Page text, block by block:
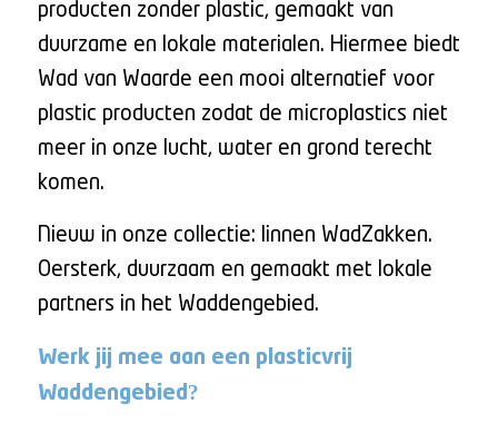
producten zonder plastic, gemaakt van
duurzame en lokale materialen. Hiermee biedt
Wad van Waarde een mooi alternatief voor
plastic producten zodat de microplastics niet
meer in onze lucht, water en grond terecht
komen.
Nieuw in onze collectie: linnen WadZakken.
Oersterk, duurzaam en gemaakt met lokale
partners in het Waddengebied.
Werk jij mee aan een plasticvrij
Waddengebied?